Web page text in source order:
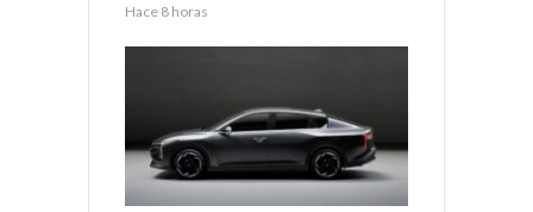
Hace 8 horas